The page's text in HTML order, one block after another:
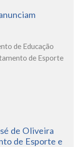
de Educação
de Esporte
de Oliveira
de Esporte e